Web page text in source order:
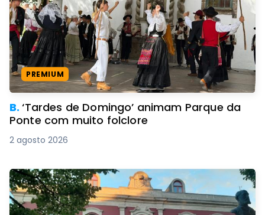
PREMIUM
B.‘Tardes de Domingo’ animam Parque da
Ponte com muito folclore
2 agosto 2026